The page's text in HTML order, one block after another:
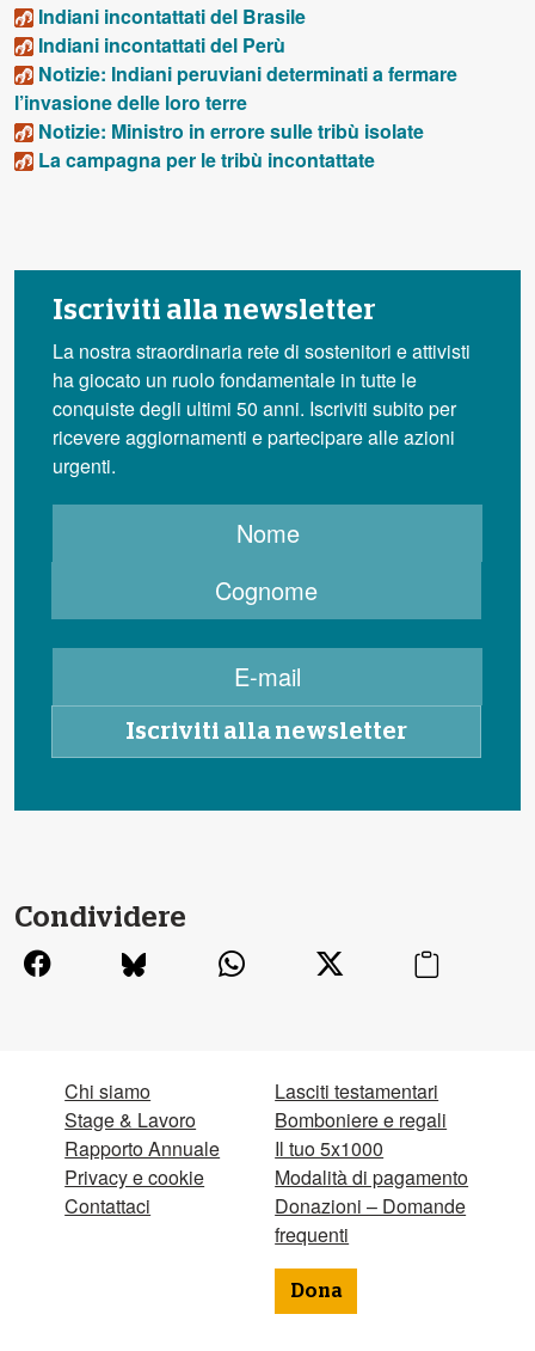
Indiani incontattati del Brasile
Indiani incontattati del Perù
Notizie: Indiani peruviani determinati a fermare
l’invasione delle loro terre
Notizie: Ministro in errore sulle tribù isolate
La campagna per le tribù incontattate
Iscriviti alla newsletter
La nostra straordinaria rete di sostenitori e attivisti
ha giocato un ruolo fondamentale in tutte le
conquiste degli ultimi 50 anni. Iscriviti subito per
ricevere aggiornamenti e partecipare alle azioni
urgenti.
Condividere
Chi siamo
Stage & Lavoro
Rapporto Annuale
Privacy e cookie
Contattaci
Lasciti testamentari
Bomboniere e regali
Il tuo 5x1000
Modalità di pagamento
Donazioni – Domande
frequenti
Dona